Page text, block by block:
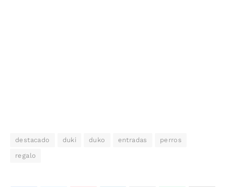
destacado duki duko entradas perros
regalo